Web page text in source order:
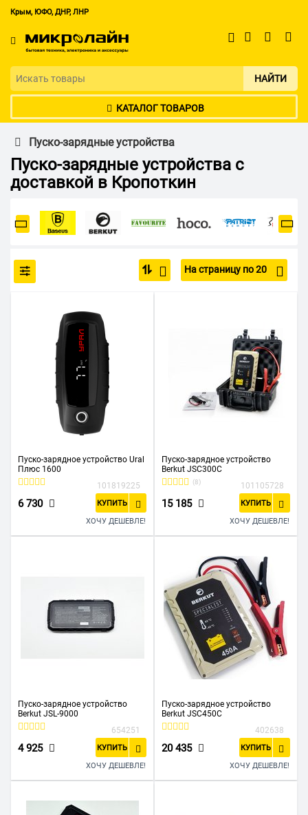
Крым, ЮФО, ДНР, ЛНР
НАЙТИ
КАТАЛОГ ТОВАРОВ
Пуско-зарядные устройства
Пуско-зарядные устройства с
доставкой в Кропоткин
На страницу по 20
Пуско-зарядное устройство Ural
Плюс 1600
101819225
6 730 КУПИТЬ
ХОЧУ ДЕШЕВЛЕ!
Пуско-зарядное устройство
Berkut JSC300C
(8) 101105728
15 185 КУПИТЬ
ХОЧУ ДЕШЕВЛЕ!
Пуско-зарядное устройство
Berkut JSL-9000
654251
4 925 КУПИТЬ
ХОЧУ ДЕШЕВЛЕ!
Пуско-зарядное устройство
Berkut JSC450С
402638
20 435 КУПИТЬ
ХОЧУ ДЕШЕВЛЕ!